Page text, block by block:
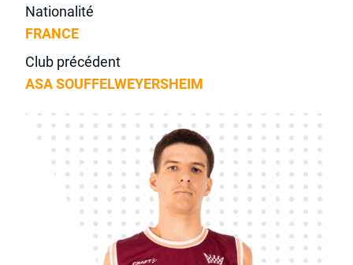
Nationalité
FRANCE
Club précédent
ASA SOUFFELWEYERSHEIM